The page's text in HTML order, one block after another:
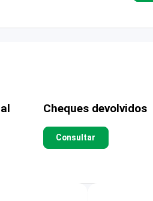
Cheques devolvidos
Consultar